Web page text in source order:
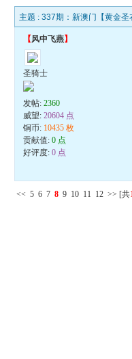
主题 :337期：新澳门【黄金圣
【风中飞燕】
圣骑士
发帖:2360
威望:20604 点
铜币: 10435 枚
贡献值:0 点
好评度:0 点
<< 5 6 7 8 9 10 11 12 >> [共